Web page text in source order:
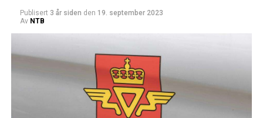
Publisert 3 år siden den 19. september 2023
Av NTB